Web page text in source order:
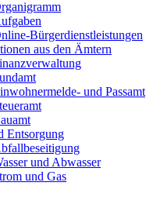
Bürgerdienstleistungen
aus den Ämtern
und Passamt
Entsorgung
und Abwasser
und Gas